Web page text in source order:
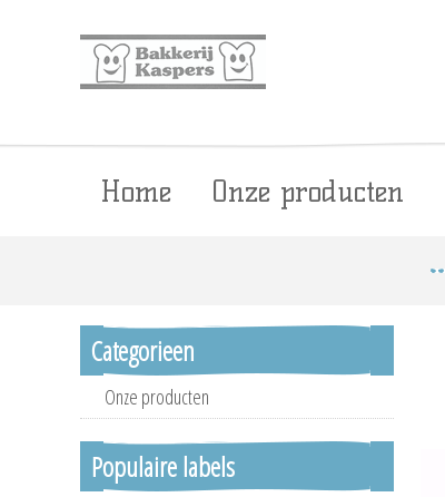
Home Onze producten
Categorieen
Onze producten
Populaire labels